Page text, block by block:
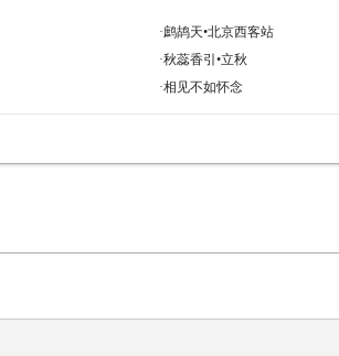
·鹧鸪天•北京西客站
·秋蕊香引•立秋
·相见不如怀念